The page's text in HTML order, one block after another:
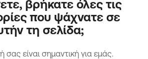
βρήκατε όλες τις
που ψάχνατε σε
τη σελίδα;
σας είναι σημαντική για εμάς.